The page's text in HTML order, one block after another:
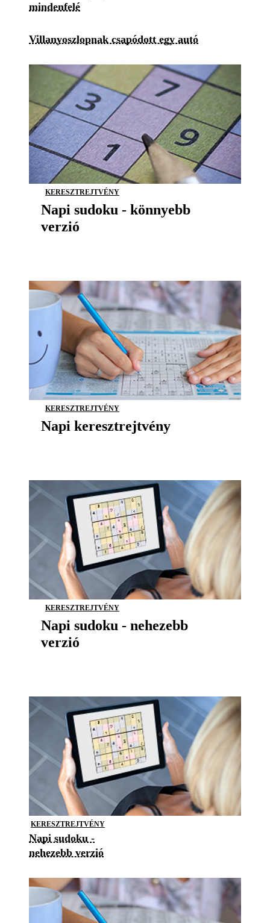
mindenfelé
Villanyoszlopnak csapódott egy autó
KERESZTREJTVÉNY
Napi sudoku - könnyebb
verzió
KERESZTREJTVÉNY
Napi keresztrejtvény
KERESZTREJTVÉNY
Napi sudoku - nehezebb
verzió
KERESZTREJTVÉNY
Napi sudoku -
nehezebb verzió